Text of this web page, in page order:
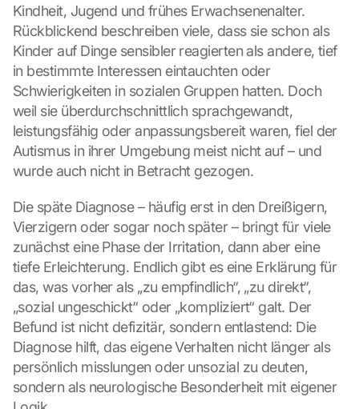
Kindheit, Jugend und frühes Erwachsenenalter.
Rückblickend beschreiben viele, dass sie schon als
Kinder auf Dinge sensibler reagierten als andere, tief
in bestimmte Interessen eintauchten oder
Schwierigkeiten in sozialen Gruppen hatten. Doch
weil sie überdurchschnittlich sprachgewandt,
leistungsfähig oder anpassungsbereit waren, fiel der
Autismus in ihrer Umgebung meist nicht auf – und
wurde auch nicht in Betracht gezogen.
Die späte Diagnose – häufig erst in den Dreißigern,
Vierzigern oder sogar noch später – bringt für viele
zunächst eine Phase der Irritation, dann aber eine
tiefe Erleichterung. Endlich gibt es eine Erklärung für
das, was vorher als „zu empfindlich“, „zu direkt“,
„sozial ungeschickt“ oder „kompliziert“ galt. Der
Befund ist nicht defizitär, sondern entlastend: Die
Diagnose hilft, das eigene Verhalten nicht länger als
persönlich misslungen oder unsozial zu deuten,
sondern als neurologische Besonderheit mit eigener